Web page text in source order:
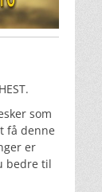
som
få denne
er
bedre til